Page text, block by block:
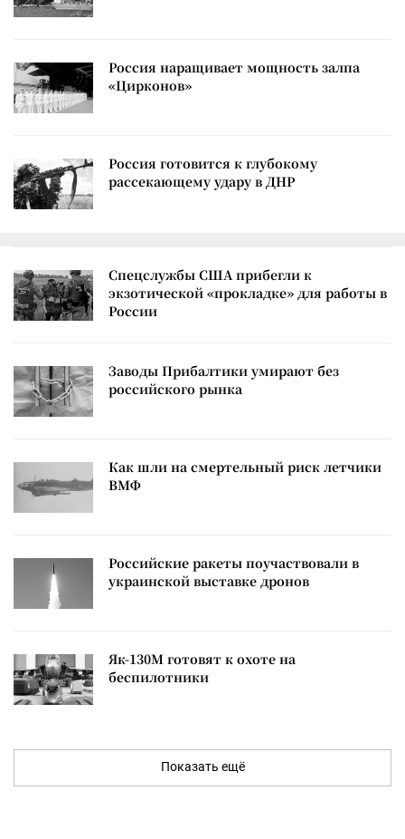
Россия наращивает мощность залпа
«Цирконов»
Россия готовится к глубокому
рассекающему удару в ДНР
Спецслужбы США прибегли к
экзотической «прокладке» для работы в
России
Заводы Прибалтики умирают без
российского рынка
Как шли на смертельный риск летчики
ВМФ
Российские ракеты поучаствовали в
украинской выставке дронов
Як-130М готовят к охоте на
беспилотники
Показать ещё